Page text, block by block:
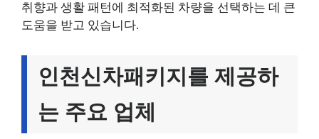
취향과 생활 패턴에 최적화된 차량을 선택하는 데 큰
도움을 받고 있습니다.
인천신차패키지를 제공하
는 주요 업체